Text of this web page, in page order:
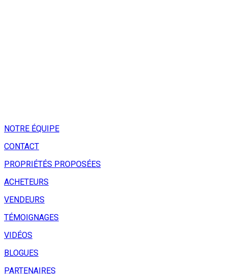
NOTRE ÉQUIPE
CONTACT
PROPRIÉTÉS PROPOSÉES
ACHETEURS
VENDEURS
TÉMOIGNAGES
VIDÉOS
BLOGUES
PARTENAIRES